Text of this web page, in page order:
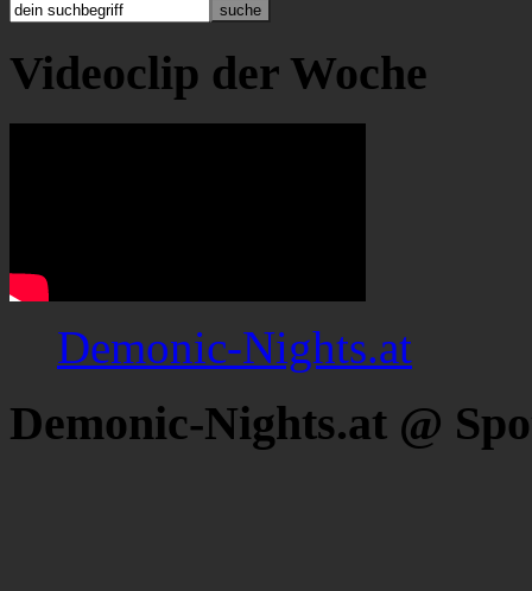
Videoclip der Woche
Demonic-Nights.at
Demonic-Nights.at @